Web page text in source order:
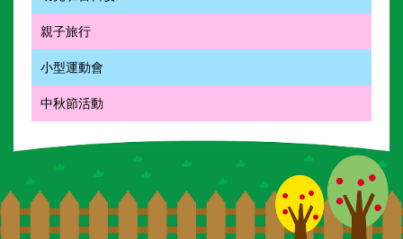
親子旅行
小型運動會
中秋節活動